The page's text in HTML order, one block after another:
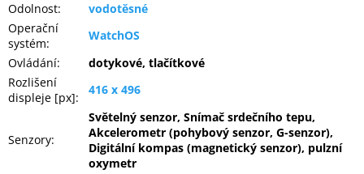
Odolnost:
vodotěsné
Operační
systém:
WatchOS
Ovládání:
dotykové, tlačítkové
Rozlišení
displeje [px]:
416 x 496
Senzory:
Světelný senzor, Snímač srdečního tepu,
Akcelerometr (pohybový senzor, G-senzor),
Digitální kompas (magnetický senzor), pulzní
oxymetr